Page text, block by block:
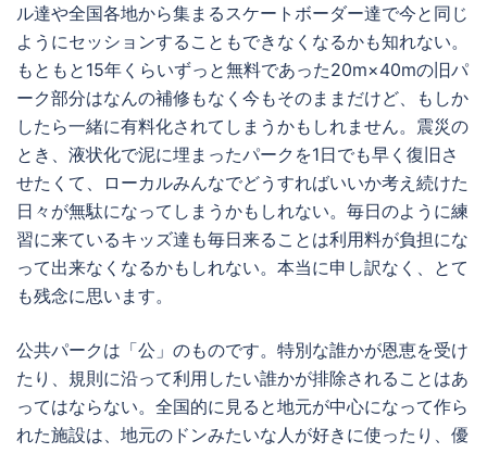
ル達や全国各地から集まるスケートボーダー達で今と同じ
ようにセッションすることもできなくなるかも知れない。
もともと15年くらいずっと無料であった20m×40mの旧パ
ーク部分はなんの補修もなく今もそのままだけど、もしか
したら一緒に有料化されてしまうかもしれません。震災の
とき、液状化で泥に埋まったパークを1日でも早く復旧さ
せたくて、ローカルみんなでどうすればいいか考え続けた
日々が無駄になってしまうかもしれない。毎日のように練
習に来ているキッズ達も毎日来ることは利用料が負担にな
って出来なくなるかもしれない。本当に申し訳なく、とて
も残念に思います。
公共パークは「公」のものです。特別な誰かが恩恵を受け
たり、規則に沿って利用したい誰かが排除されることはあ
ってはならない。全国的に見ると地元が中心になって作ら
れた施設は、地元のドンみたいな人が好きに使ったり、優